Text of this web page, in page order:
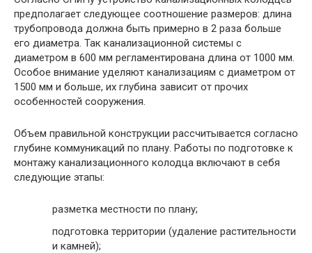
предполагает следующее соотношение размеров: длина
трубопровода должна быть примерно в 2 раза больше
его диаметра. Так канализационной системы с
диаметром в 600 мм регламентирована длина от 1000 мм.
Особое внимание уделяют канализациям с диаметром от
1500 мм и больше, их глубина зависит от прочих
особенностей сооружения.
Объем правильной конструкции рассчитывается согласно
глубине коммуникаций по плану. Работы по подготовке к
монтажу канализационного колодца включают в себя
следующие этапы:
разметка местности по плану;
подготовка территории (удаление растительности
и камней);